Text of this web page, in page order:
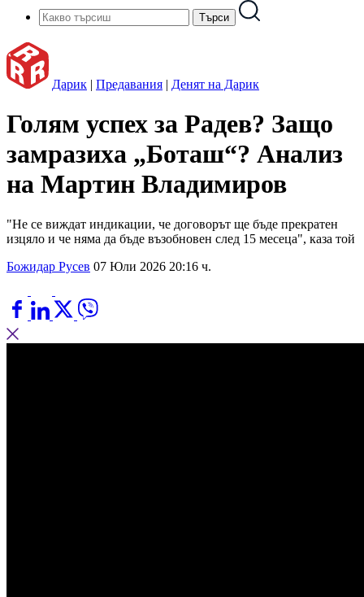
Дарик | Предавания | Денят на Дарик
Голям успех за Радев? Защо
замразиха „Боташ“? Анализ
на Мартин Владимиров
"Не се виждат индикации, че договорът ще бъде прекратен
изцяло и че няма да бъде възобновен след 15 месеца", каза той
Божидар Русев 07 Юли 2026 20:16 ч.